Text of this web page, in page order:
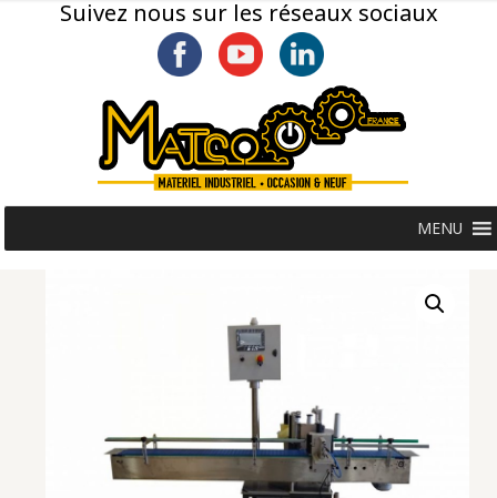
Suivez nous sur les réseaux sociaux
MENU